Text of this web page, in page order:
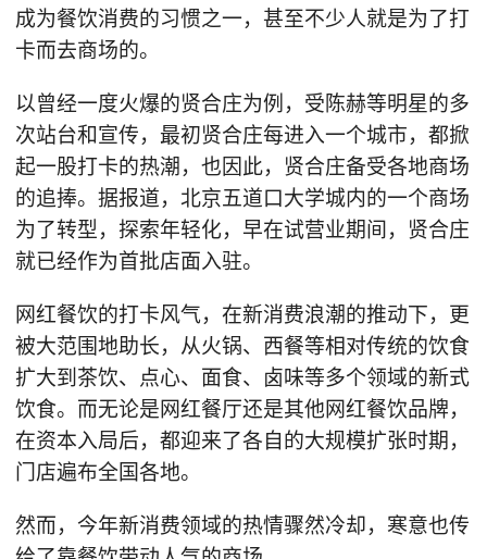
成为餐饮消费的习惯之一，甚至不少人就是为了打
卡而去商场的。
以曾经一度火爆的贤合庄为例，受陈赫等明星的多
次站台和宣传，最初贤合庄每进入一个城市，都掀
起一股打卡的热潮，也因此，贤合庄备受各地商场
的追捧。据报道，北京五道口大学城内的一个商场
为了转型，探索年轻化，早在试营业期间，贤合庄
就已经作为首批店面入驻。
网红餐饮的打卡风气，在新消费浪潮的推动下，更
被大范围地助长，从火锅、西餐等相对传统的饮食
扩大到茶饮、点心、面食、卤味等多个领域的新式
饮食。而无论是网红餐厅还是其他网红餐饮品牌，
在资本入局后，都迎来了各自的大规模扩张时期，
门店遍布全国各地。
然而，今年新消费领域的热情骤然冷却，寒意也传